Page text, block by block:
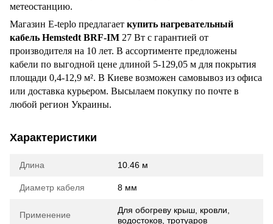
метеостанцию.
Магазин E-teplo предлагает купить нагревательный
кабель Hemstedt BRF-IM 27 Вт с гарантией от
производителя на 10 лет. В ассортименте предложены
кабели по выгодной цене длиной 5-129,05 м для покрытия
площади 0,4-12,9 м². В Киеве возможен самовывоз из офиса
или доставка курьером. Высылаем покупку по почте в
любой регион Украины.
Характеристики
Длина 10.46 м
Диаметр кабеля 8 мм
Применение
Для обогреву крыш, кровли,
водостоков, тротуаров